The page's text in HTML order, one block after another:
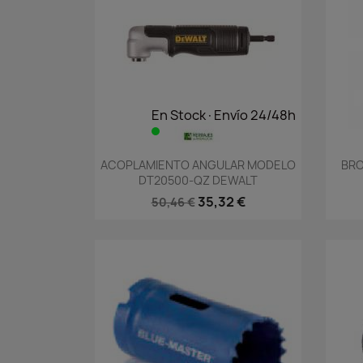
En Stock·Envío 24/48h
Vista rápida
ACOPLAMIENTO ANGULAR MODELO
DT20500-QZ DEWALT
50,46 € 35,32 €